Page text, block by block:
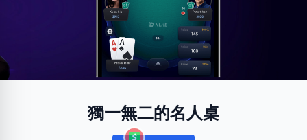
獨一無二的名人桌